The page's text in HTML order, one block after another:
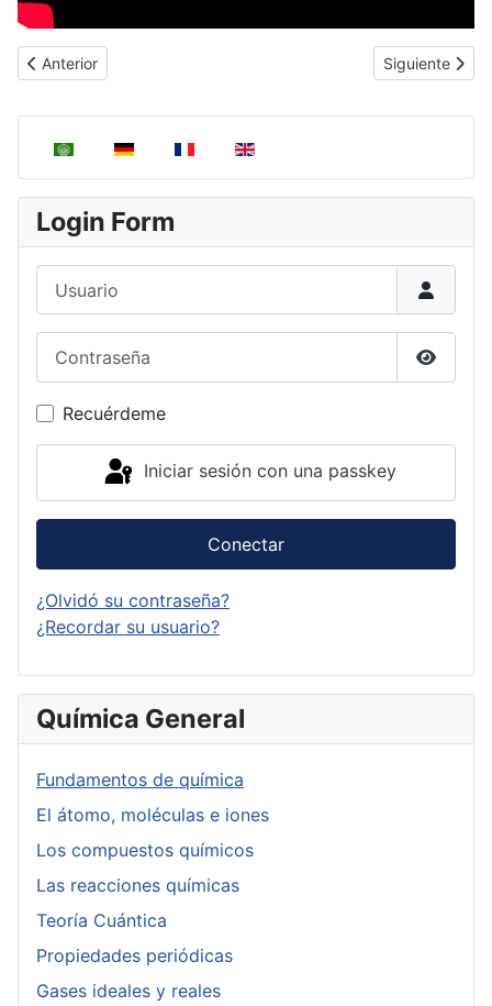
Seleccione su idioma
Login Form
Recuérdeme
Iniciar sesión con una passkey
Conectar
¿Olvidó su contraseña?
¿Recordar su usuario?
Química General
Fundamentos de química
El átomo, moléculas e iones
Los compuestos químicos
Las reacciones químicas
Teoría Cuántica
Propiedades periódicas
Gases ideales y reales
Artículo anterior: El redondeo
Anterior Artículo
Siguiente